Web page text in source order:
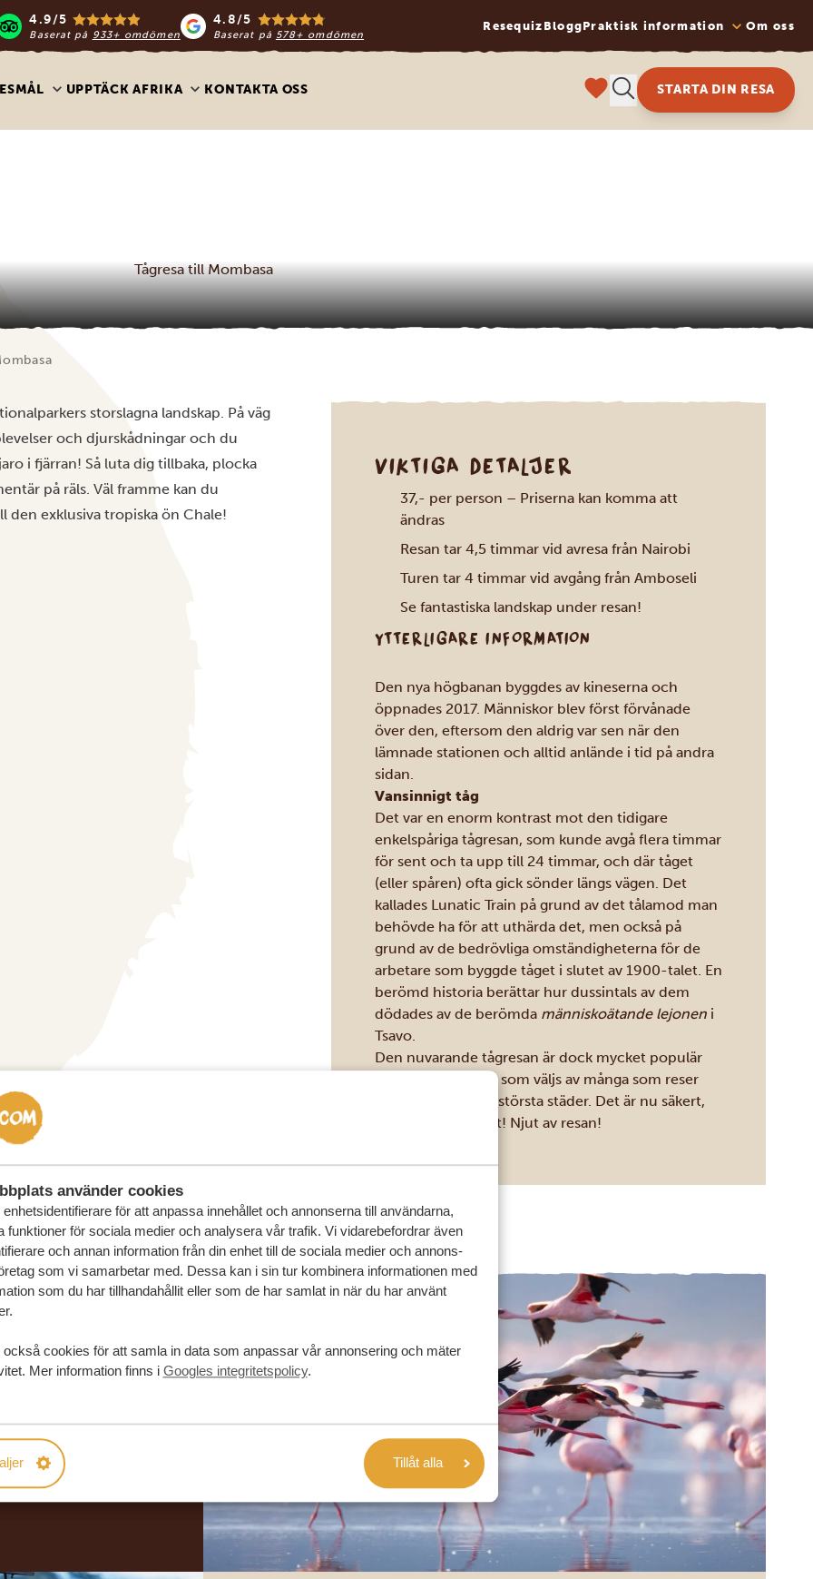
använder cookies
för att anpassa innehållet och annonserna till användarna,
funktioner för sociala medier och analysera vår trafik. Vi vidarebefordrar även
och annan information från din enhet till de sociala medier och annons-
som vi samarbetar med. Dessa kan i sin tur kombinera informationen med
som du har tillhandahållit eller som de har samlat in när du har använt
också cookies för att samla in data som anpassar vår annonsering och mäter
Mer information finns i Googles integritetspolicy.
Tillåt alla
4.9/5
Baserat på 933+ omdömen
4.8/5
Baserat på 578+ omdömen
Resequiz BloggPraktisk information Om oss
UPPTÄCK AFRIKA KONTAKTA OSS STARTA DIN RESA
Tågresa till Mombasa
storslagna landskap. På väg
och djurskådningar och du
i fjärran! Så luta dig tillbaka, plocka
på räls. Väl framme kan du
den exklusiva tropiska ön Chale!
VIKTIGA DETALJER
37,- per person – Priserna kan komma att
ändras
Resan tar 4,5 timmar vid avresa från Nairobi
Turen tar 4 timmar vid avgång från Amboseli
Se fantastiska landskap under resan!
YTTERLIGARE INFORMATION
Den nya högbanan byggdes av kineserna och
öppnades 2017. Människor blev först förvånade
över den, eftersom den aldrig var sen när den
lämnade stationen och alltid anlände i tid på andra
sidan.
Vansinnigt tåg
Det var en enorm kontrast mot den tidigare
enkelspåriga tågresan, som kunde avgå flera timmar
för sent och ta upp till 24 timmar, och där tåget
(eller spåren) ofta gick sönder längs vägen. Det
kallades Lunatic Train på grund av det tålamod man
behövde ha för att uthärda det, men också på
grund av de bedrövliga omständigheterna för de
arbetare som byggde tåget i slutet av 1900-talet. En
berömd historia berättar hur dussintals av dem
dödades av de berömda människoätande lejoneni
Tsavo.
Den nuvarande tågresan är dock mycket populär
och den transport som väljs av många som reser
mellan Kenyas två största städer. Det är nu säkert,
trevligt och snabbt! Njut av resan!
drömresa